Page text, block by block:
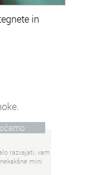
in
razvajati, vam
mini